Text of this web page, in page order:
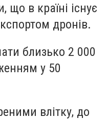
в країні існує
дронів.
близько 2 000
у 50
влітку, до